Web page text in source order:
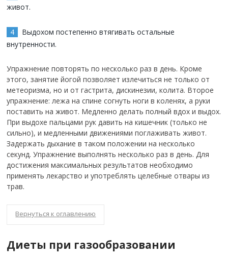
живот.
Выдохом постепенно втягивать остальные
внутренности.
Упражнение повторять по несколько раз в день. Кроме
этого, занятие йогой позволяет излечиться не только от
метеоризма, но и от гастрита, дискинезии, колита. Второе
упражнение: лежа на спине согнуть ноги в коленях, а руки
поставить на живот. Медленно делать полный вдох и выдох.
При выдохе пальцами рук давить на кишечник (только не
сильно), и медленными движениями поглаживать живот.
Задержать дыхание в таком положении на несколько
секунд. Упражнение выполнять несколько раз в день. Для
достижения максимальных результатов необходимо
применять лекарство и употреблять целебные отвары из
трав.
Вернуться к оглавлению
Диеты при газообразовании